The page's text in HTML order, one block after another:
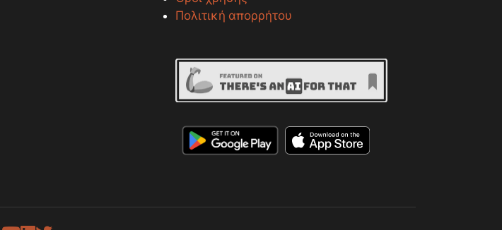
Πολιτική απορρήτου